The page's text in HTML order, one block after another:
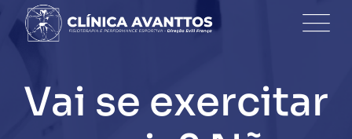
content
Vai se exercitar